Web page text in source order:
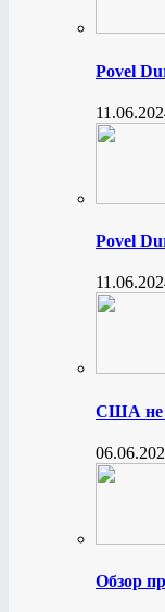
Povel
Povel
США не
Обзор